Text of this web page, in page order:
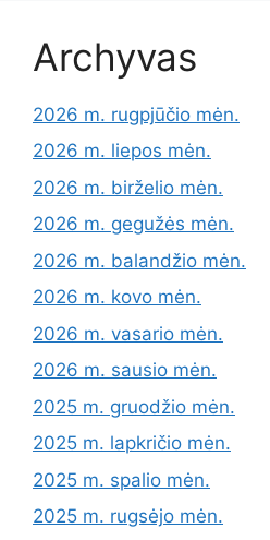
Archyvas
2026 m. rugpjūčio mėn.
2026 m. liepos mėn.
2026 m. birželio mėn.
2026 m. gegužės mėn.
2026 m. balandžio mėn.
2026 m. kovo mėn.
2026 m. vasario mėn.
2026 m. sausio mėn.
2025 m. gruodžio mėn.
2025 m. lapkričio mėn.
2025 m. spalio mėn.
2025 m. rugsėjo mėn.